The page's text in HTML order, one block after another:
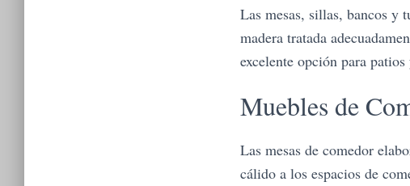
Las mesas, sillas, bancos y
madera tratada
excelente opción para
Muebles de
Las mesas de comedor
cálido a los espacios de